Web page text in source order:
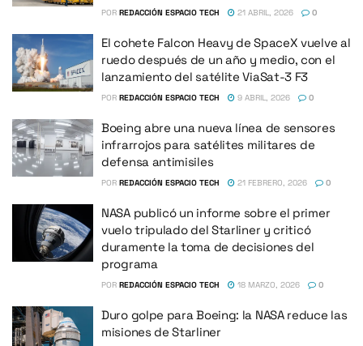
POR REDACCIÓN ESPACIO TECH 21 ABRIL, 2026 0
El cohete Falcon Heavy de SpaceX vuelve al
ruedo después de un año y medio, con el
lanzamiento del satélite ViaSat-3 F3
POR REDACCIÓN ESPACIO TECH 9 ABRIL, 2026 0
Boeing abre una nueva línea de sensores
infrarrojos para satélites militares de
defensa antimisiles
POR REDACCIÓN ESPACIO TECH 21 FEBRERO, 2026 0
NASA publicó un informe sobre el primer
vuelo tripulado del Starliner y criticó
duramente la toma de decisiones del
programa
POR REDACCIÓN ESPACIO TECH 18 MARZO, 2026 0
Duro golpe para Boeing: la NASA reduce las
misiones de Starliner